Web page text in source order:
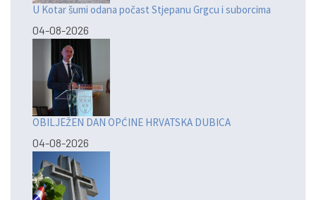
U Kotar šumi odana počast Stjepanu Grgcu i suborcima
04-08-2026
OBILJEŽEN DAN OPĆINE HRVATSKA DUBICA
04-08-2026